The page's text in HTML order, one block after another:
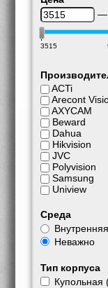
—
3515
ACTi
Arecont
AXYCAM
Beward
Dahua
Hikvision
JVC
Polyvision
Samsung
Uniview
Среда
Внутренняя
Неважно
Тип корпуса
Купольная